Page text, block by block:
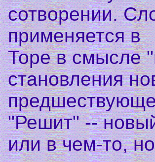
сотворении.
применяется в
Торе в смысле
становления
"Решит" --
или в чем-то,